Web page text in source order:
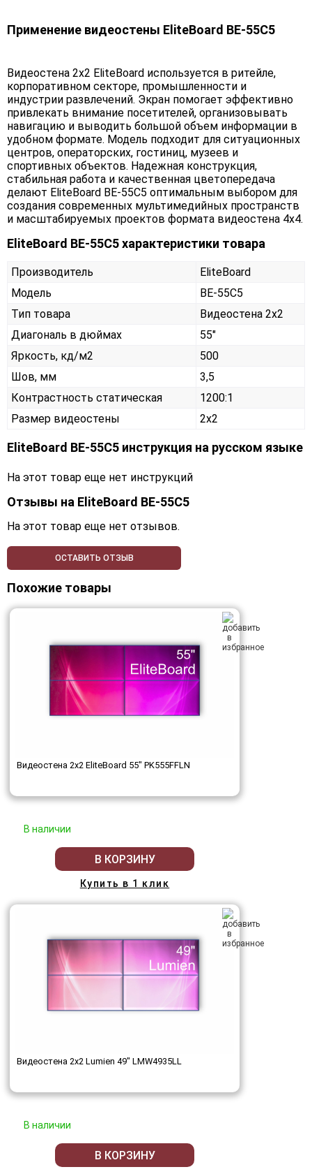
Применение видеостены EliteBoard BE-55C5
Видеостена 2х2 EliteBoard используется в ритейле,
корпоративном секторе, промышленности и
индустрии развлечений. Экран помогает эффективно
привлекать внимание посетителей, организовывать
навигацию и выводить большой объем информации в
удобном формате. Модель подходит для ситуационных
центров, операторских, гостиниц, музеев и
спортивных объектов. Надежная конструкция,
стабильная работа и качественная цветопередача
делают EliteBoard BE-55C5 оптимальным выбором для
создания современных мультимедийных пространств
и масштабируемых проектов формата видеостена 4х4.
EliteBoard BE-55C5 характеристики товара
Производитель
EliteBoard
Модель
BE-55C5
Тип товара
Видеостена 2х2
Диагональ в дюймах
55"
Яркость, кд/м2
500
Шов, мм
3,5
Контрастность статическая
1200:1
Размер видеостены
2x2
EliteBoard BE-55C5 инструкция на русском языке
На этот товар еще нет инструкций
Отзывы на EliteBoard BE-55C5
На этот товар еще нет отзывов.
ОСТАВИТЬ ОТЗЫВ
Похожие товары
Видеостена 2x2 EliteBoard 55" PK555FFLN
В наличии
В КОРЗИНУ
Купить в 1 клик
Видеостена 2x2 Lumien 49" LMW4935LL
В наличии
В КОРЗИНУ